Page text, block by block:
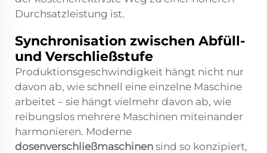
Durchsatzleistung ist.
Synchronisation zwischen Abfüll-
und Verschließstufe
Produktionsgeschwindigkeit hängt nicht nur
davon ab, wie schnell eine einzelne Maschine
arbeitet – sie hängt vielmehr davon ab, wie
reibungslos mehrere Maschinen miteinander
harmonieren. Moderne
dosenverschließmaschinen sind so konzipiert,